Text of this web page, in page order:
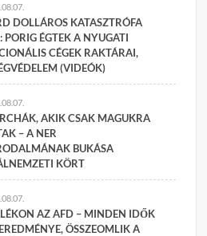
DOLLÁROS KATASZTRÓFA
PORIG ÉGTEK A NYUGATI
CÉGEK RAKTÁRAI,
(VIDEÓK)
AKIK CSAK MAGUKRA
– A NER
BUKÁSA
KÖRT
AZ AFD – MINDEN IDŐK
ÖSSZEOMLIK A